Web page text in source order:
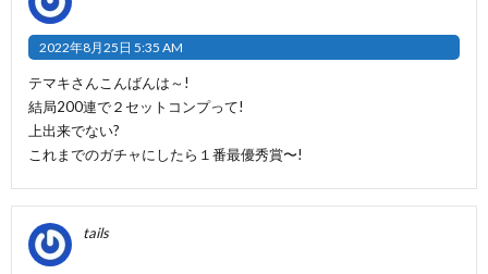
2022年8月25日 5:35 AM
テマキさんこんばんは～!
結局200連で２セットコンプって!
上出来でない?
これまでのガチャにしたら１番最優秀賞〜!
tails